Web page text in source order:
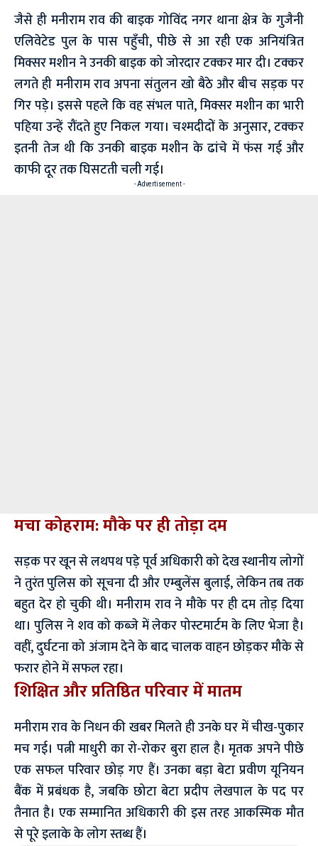
जैसे ही मनीराम राव की बाइक गोविंद नगर थाना क्षेत्र के गुजैनी
एलिवेटेड पुल के पास पहुँची, पीछे से आ रही एक अनियंत्रित
मिक्सर मशीन ने उनकी बाइक को जोरदार टक्कर मार दी। टक्कर
लगते ही मनीराम राव अपना संतुलन खो बैठे और बीच सड़क पर
गिर पड़े। इससे पहले कि वह संभल पाते, मिक्सर मशीन का भारी
पहिया उन्हें रौंदते हुए निकल गया। चश्मदीदों के अनुसार, टक्कर
इतनी तेज थी कि उनकी बाइक मशीन के ढांचे में फंस गई और
काफी दूर तक घिसटती चली गई।
- Advertisement -
मचा कोहराम: मौके पर ही तोड़ा दम
सड़क पर खून से लथपथ पड़े पूर्व अधिकारी को देख स्थानीय लोगों
ने तुरंत पुलिस को सूचना दी और एम्बुलेंस बुलाई, लेकिन तब तक
बहुत देर हो चुकी थी। मनीराम राव ने मौके पर ही दम तोड़ दिया
था। पुलिस ने शव को कब्जे में लेकर पोस्टमार्टम के लिए भेजा है।
वहीं, दुर्घटना को अंजाम देने के बाद चालक वाहन छोड़कर मौके से
फरार होने में सफल रहा।
शिक्षित और प्रतिष्ठित परिवार में मातम
मनीराम राव के निधन की खबर मिलते ही उनके घर में चीख-पुकार
मच गई। पत्नी माधुरी का रो-रोकर बुरा हाल है। मृतक अपने पीछे
एक सफल परिवार छोड़ गए हैं। उनका बड़ा बेटा प्रवीण यूनियन
बैंक में प्रबंधक है, जबकि छोटा बेटा प्रदीप लेखपाल के पद पर
तैनात है। एक सम्मानित अधिकारी की इस तरह आकस्मिक मौत
से पूरे इलाके के लोग स्तब्ध हैं।